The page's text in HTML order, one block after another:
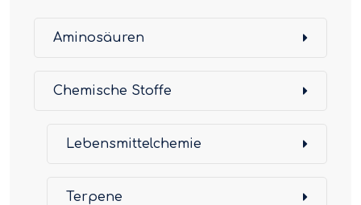
Aminosäuren
Chemische Stoffe
Lebensmittelchemie
Terpene